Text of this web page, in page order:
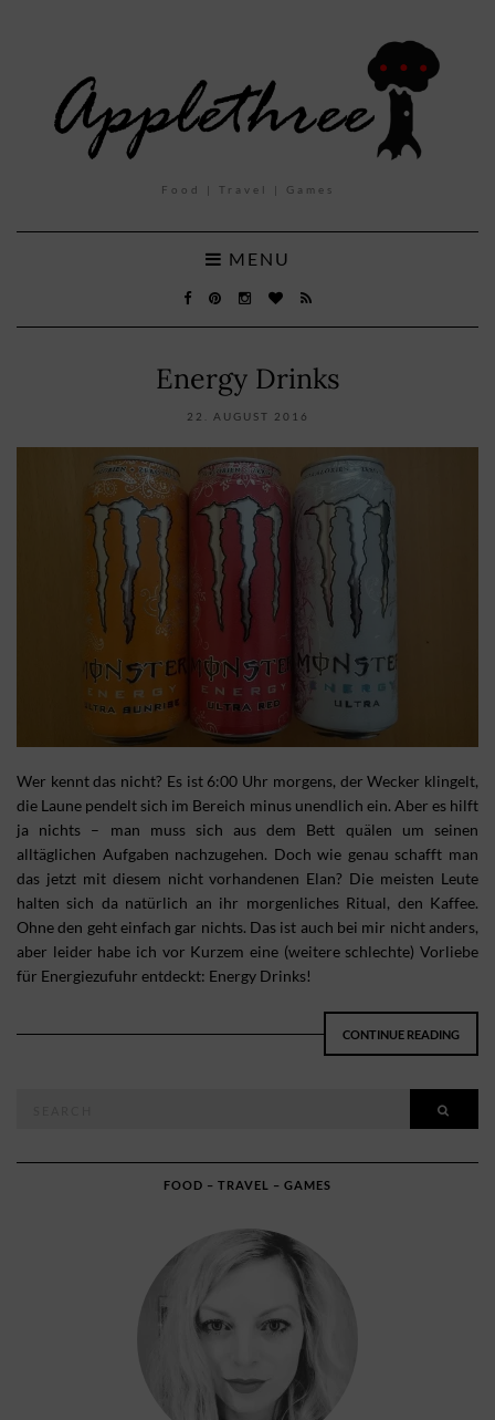
Food | Travel | Games
MENU
Energy Drinks
22. AUGUST 2016
Wer kennt das nicht? Es ist 6:00 Uhr morgens, der Wecker klingelt,
die Laune pendelt sich im Bereich minus unendlich ein. Aber es hilft
ja nichts – man muss sich aus dem Bett quälen um seinen
alltäglichen Aufgaben nachzugehen. Doch wie genau schafft man
das jetzt mit diesem nicht vorhandenen Elan? Die meisten Leute
halten sich da natürlich an ihr morgenliches Ritual, den Kaffee.
Ohne den geht einfach gar nichts. Das ist auch bei mir nicht anders,
aber leider habe ich vor Kurzem eine (weitere schlechte) Vorliebe
für Energiezufuhr entdeckt: Energy Drinks!
CONTINUE READING
FOOD – TRAVEL – GAMES